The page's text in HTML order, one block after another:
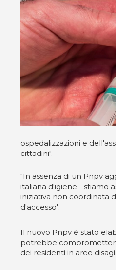
ospedalizzazioni e
cittadini".
"In assenza di un Pnpv
italiana d'igiene - stiamo
iniziativa non coordinata
d'accesso".
Il nuovo Pnpv è stato
potrebbe
dei residenti in aree